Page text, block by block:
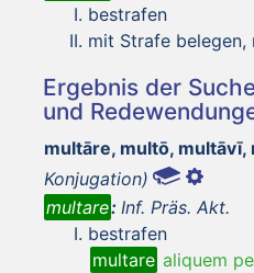
bestrafen
mit Strafe belegen,
Ergebnis der
und
multāre, multō, multāvī,
Konjugation)
multare: Inf. Präs. Akt.
bestrafen
multare aliquem